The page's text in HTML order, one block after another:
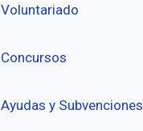
Voluntariado
Concursos
Ayudas y Subvenciones